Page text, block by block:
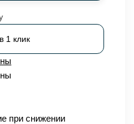
1 клик
при снижении